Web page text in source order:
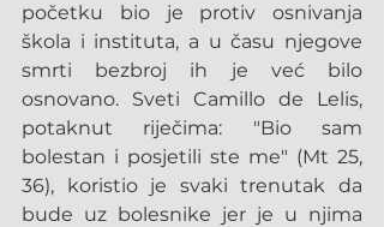
početku bio je protiv osnivanja
škola i instituta, a u času njegove
smrti bezbroj ih je već bilo
osnovano. Sveti Camillo de Lelis,
potaknut riječima: "Bio sam
bolestan i posjetili ste me" (Mt 25,
36), koristio je svaki trenutak da
bude uz bolesnike jer je u njima